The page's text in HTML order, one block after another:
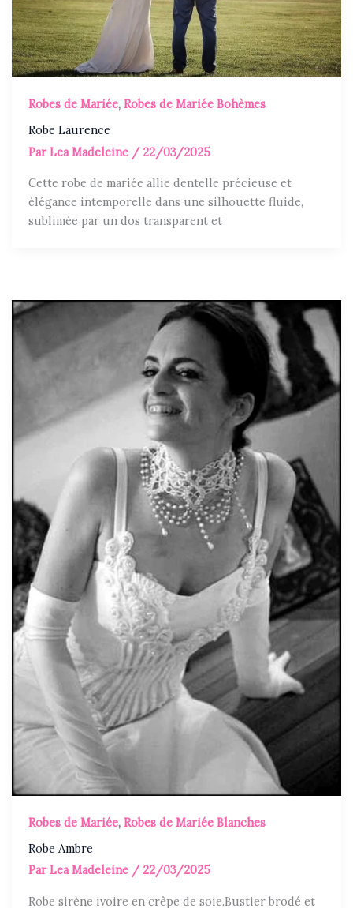
Robes de Mariée,Robes de Mariée Bohèmes
Robe Laurence
ParLea Madeleine / 22/03/2025
Cette robe de mariée allie dentelle précieuse et
élégance intemporelle dans une silhouette fluide,
sublimée par un dos transparent et
Robes de Mariée,Robes de Mariée Blanches
Robe Ambre
ParLea Madeleine / 22/03/2025
Robe sirène ivoire en crêpe de soie.Bustier brodé et